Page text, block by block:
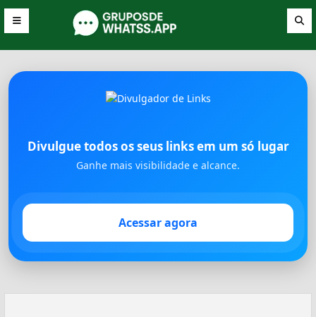
Divulgue todos os seus links em um só lugar
Ganhe mais visibilidade e alcance.
Acessar agora